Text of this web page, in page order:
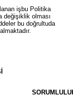
işbu Politika
değişiklik olması
bu doğrultuda